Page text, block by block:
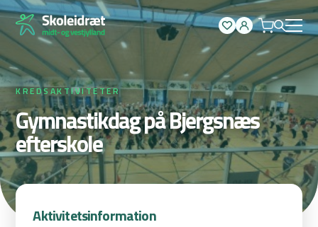
Spring
til
indhold
KREDSAKTIVITETER
Gymnastikdag på Bjergsnæs
efterskole
Aktivitetsinformation